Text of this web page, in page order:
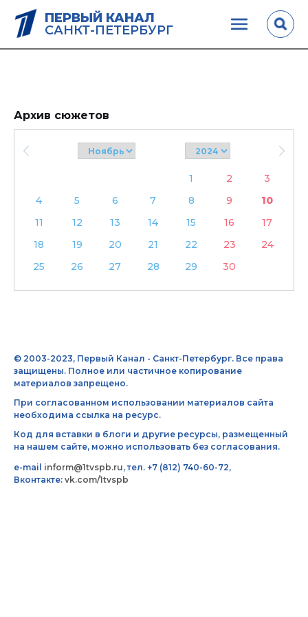
ПЕРВЫЙ КАНАЛ
САНКТ-ПЕТЕРБУРГ
Архив сюжетов
1 2
3
4
5 6 7 8 9
10
11
12 13 14 15 16
17
18
19 20 21 22 23
24
25
26 27 28 29 30
© 2003-2023, Первый Канал - Санкт-Петербург. Все права
защищены. Полное или частичное копирование
материалов запрещено.
При согласованном использовании материалов сайта
необходима ссылка на ресурс.
Код для вставки в блоги и другие ресурсы, размещенный
на нашем сайте, можно использовать без согласования.
e-mail inform@1tvspb.ru, тел. +7 (812) 740-60-72,
Вконтакте: vk.com/1tvspb